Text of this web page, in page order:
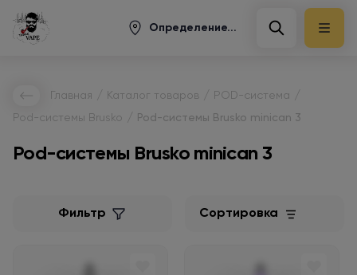
Определение...
Главная Каталог товаров POD-система
Pod-системы Brusko Pod-системы Brusko minican 3
Pod-системы Brusko minican 3
Фильтр Сортировка